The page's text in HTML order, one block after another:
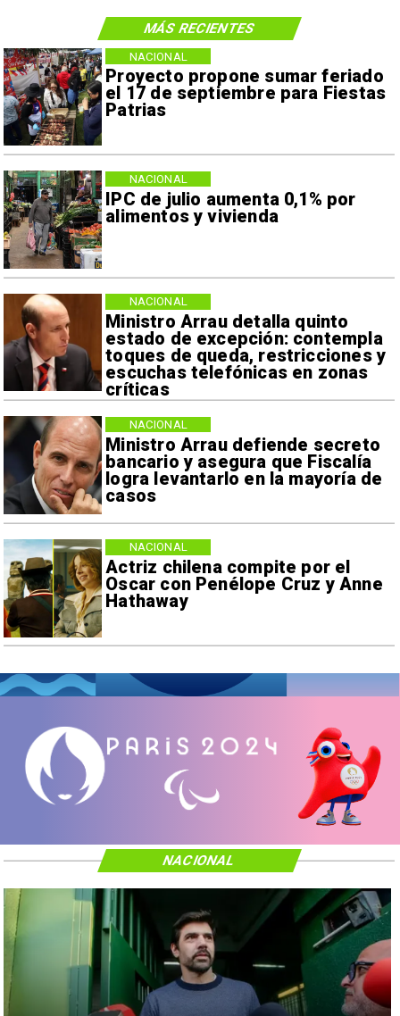
Proyecto propone sumar feriado
el 17 de septiembre para Fiestas
Patrias
NACIONAL
IPC de julio aumenta 0,1% por
alimentos y vivienda
NACIONAL
Ministro Arrau detalla quinto
estado de excepción: contempla
toques de queda, restricciones y
escuchas telefónicas en zonas
críticas
NACIONAL
Ministro Arrau defiende secreto
bancario y asegura que Fiscalía
logra levantarlo en la mayoría de
casos
NACIONAL
Actriz chilena compite por el
Oscar con Penélope Cruz y Anne
Hathaway
NACIONAL
MÁS RECIENTES
NACIONAL